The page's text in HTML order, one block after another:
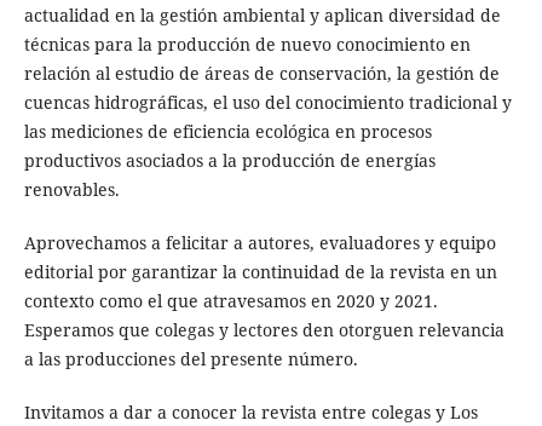
actualidad en la gestión ambiental y aplican diversidad de
técnicas para la producción de nuevo conocimiento en
relación al estudio de áreas de conservación, la gestión de
cuencas hidrográficas, el uso del conocimiento tradicional y
las mediciones de eficiencia ecológica en procesos
productivos asociados a la producción de energías
renovables.
Aprovechamos a felicitar a autores, evaluadores y equipo
editorial por garantizar la continuidad de la revista en un
contexto como el que atravesamos en 2020 y 2021.
Esperamos que colegas y lectores den otorguen relevancia
a las producciones del presente número.
Invitamos a dar a conocer la revista entre colegas y Los